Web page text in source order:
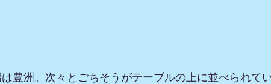
豊洲。次々とごちそうがテーブルの上に並べられて